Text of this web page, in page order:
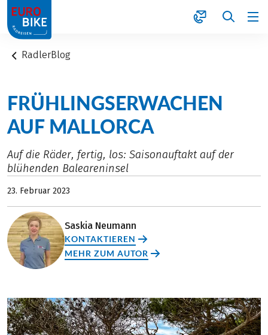
1
RadlerBlog
FRÜHLINGSERWACHEN
AUF MALLORCA
Auf die Räder, fertig, los: Saisonauftakt auf der
blühenden Baleareninsel
23. Februar 2023
Saskia Neumann
KONTAKTIEREN
MEHR ZUM AUTOR